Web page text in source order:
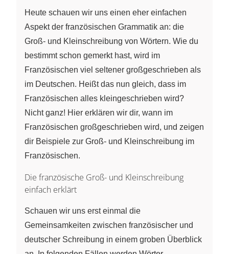
Heute schauen wir uns einen eher einfachen
Aspekt der französischen Grammatik an: die
Groß- und Kleinschreibung von Wörtern. Wie du
bestimmt schon gemerkt hast, wird im
Französischen viel seltener großgeschrieben als
im Deutschen. Heißt das nun gleich, dass im
Französischen alles kleingeschrieben wird?
Nicht ganz! Hier erklären wir dir, wann im
Französischen großgeschrieben wird, und zeigen
dir Beispiele zur Groß- und Kleinschreibung im
Französischen.
Die französische Groß- und Kleinschreibung
einfach erklärt
Schauen wir uns erst einmal die
Gemeinsamkeiten zwischen französischer und
deutscher Schreibung in einem groben Überblick